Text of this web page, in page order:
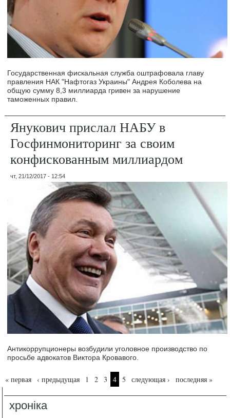
Государственная фискальная служба оштрафовала главу
правления НАК "Нафтогаз Украины" Андрея Коболева на
общую сумму 8,3 миллиарда гривен за нарушение
таможенных правил.
Янукович прислал НАБУ в
Госфинмониторинг за своим
конфискованным миллиардом
чт, 21/12/2017 - 12:54
Антикоррупционеры возбудили уголовное производство по
просьбе адвокатов Виктора Кровавого.
Страницы
« первая ‹ предыдущая 1 2 3 4 5 следующая › последняя »
хроніка